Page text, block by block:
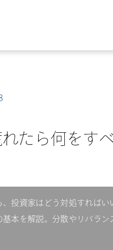
たら何をす
投資家はどう対処すればい
本を解説。分散やリバラン